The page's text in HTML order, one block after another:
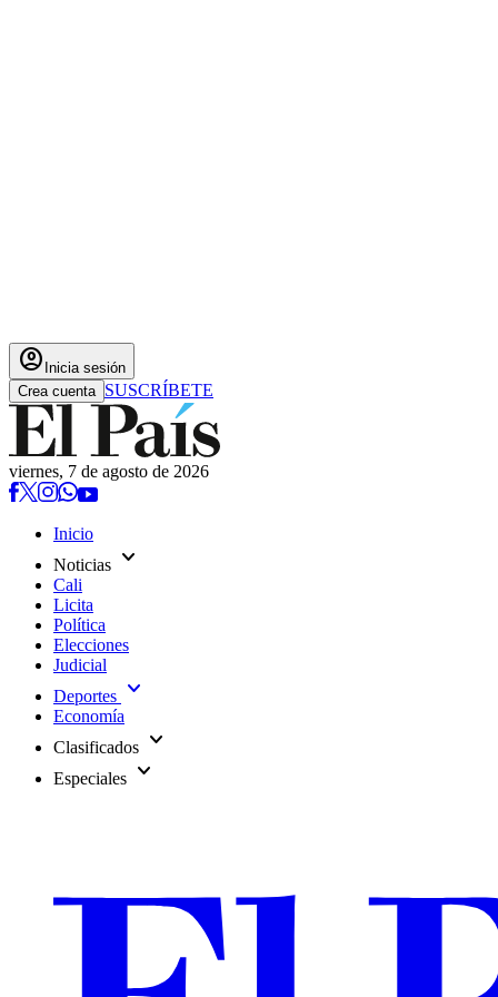
account_circle Inicia sesión
Crea cuenta SUSCRÍBETE
viernes, 7 de agosto de 2026
Inicio
Noticias expand_more
Cali
Licita
Política
Elecciones
Judicial
Deportes expand_more
Economía
Clasificados expand_more
Especiales expand_more